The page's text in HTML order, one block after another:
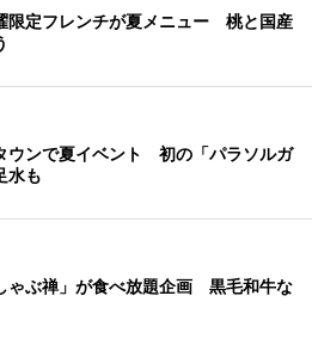
限定フレンチが夏メニュー 桃と国産
ウンで夏イベント 初の「パラソルガ
水も
ゃぶ禅」が食べ放題企画 黒毛和牛な